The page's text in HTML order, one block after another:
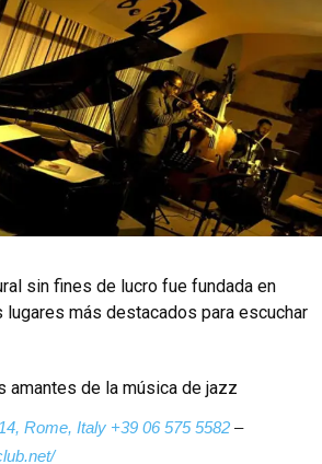
sin fines de lucro fue fundada en
más destacados para escuchar
amantes de la música de jazz
Rome, Italy +39 06 575 5582 –